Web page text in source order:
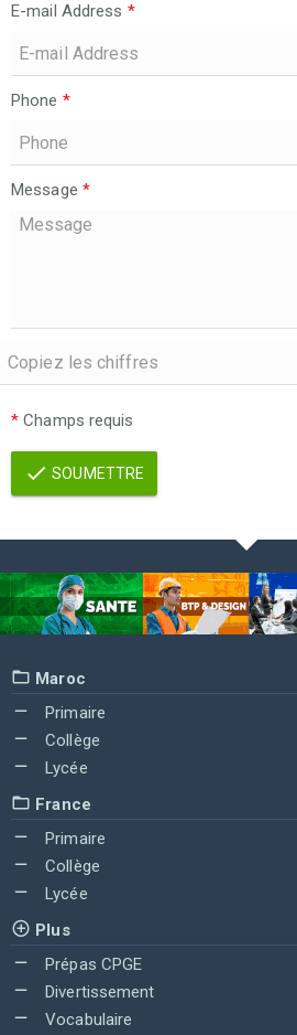
E-mail Address *
Phone *
Message *
* Champs requis
SOUMETTRE
Maroc
Primaire
Collège
Lycée
France
Primaire
Collège
Lycée
Plus
Prépas CPGE
Divertissement
Vocabulaire